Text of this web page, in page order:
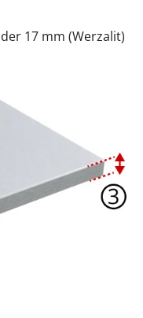
17 mm (Werzalit)